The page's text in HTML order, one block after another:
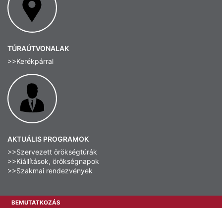
TÚRAÚTVONALAK
>>Kerékpárral
AKTUÁLIS PROGRAMOK
>>Szervezett örökségtúrák
>>Kiállítások, örökségnapok
>>Szakmai rendezvények
BEMUTATKOZÁS